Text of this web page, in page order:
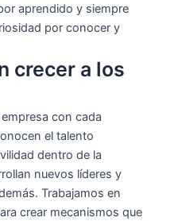
aprendido y siempre
por conocer y
crecer a los
con cada
el talento
dentro de la
nuevos líderes y
Trabajamos en
crear mecanismos que